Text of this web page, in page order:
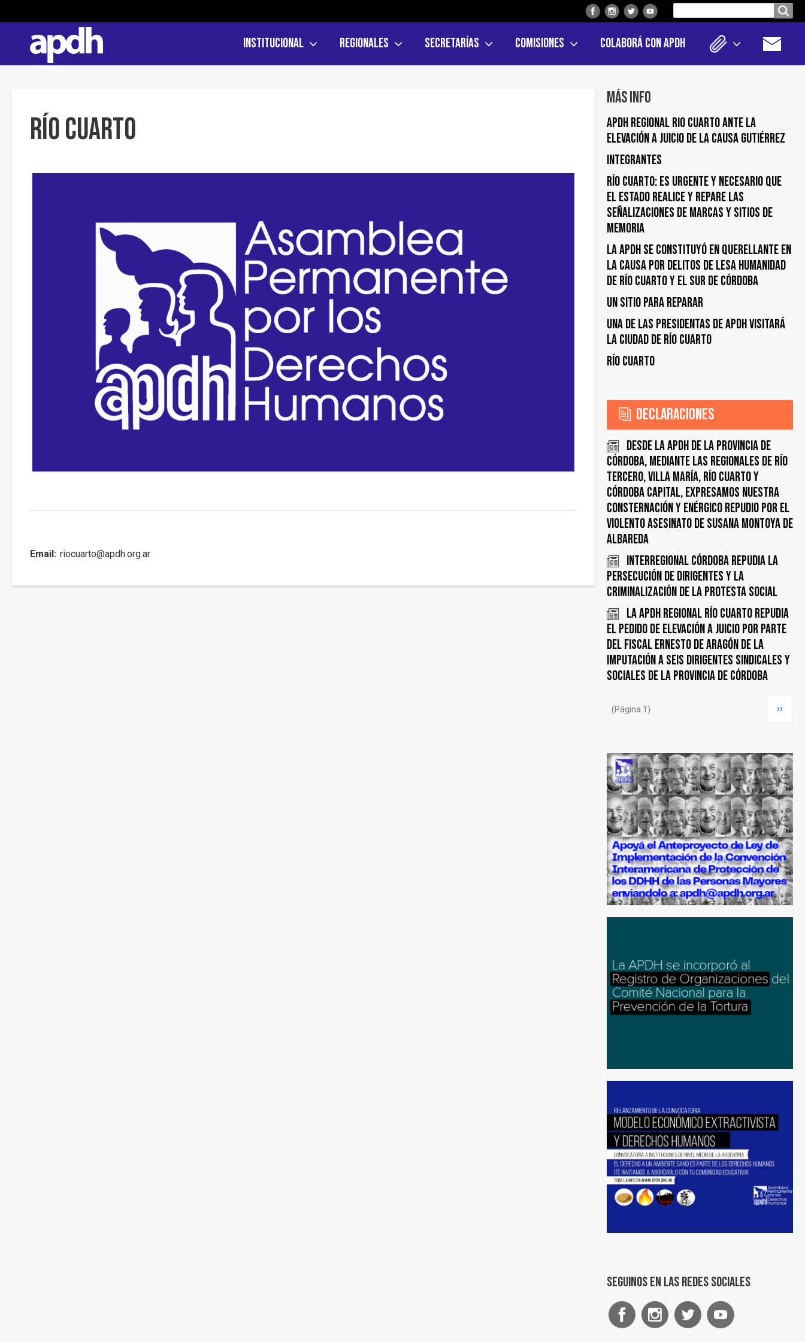
el
sitio
Institucional Regionales Secretarías Comisiones Colaborá con APDH
Río Cuarto
Email riocuarto@apdh.org.ar
Más info
APDH Regional Rio Cuarto ante la
elevación a juicio de la Causa Gutiérrez
Integrantes
Río Cuarto: es urgente y necesario que
el Estado realice y repare las
señalizaciones de marcas y sitios de
memoria
La APDH se constituyó en querellante en
la causa por delitos de lesa humanidad
de Río Cuarto y el Sur de Córdoba
UN SITIO PARA REPARAR
UNA DE LAS PRESIDENTAS DE APDH VISITARÁ
LA CIUDAD DE RÍO CUARTO
Río Cuarto
Declaraciones
Desde la APDH de la Provincia de
Córdoba, mediante las regionales de Río
Tercero, Villa María, Río Cuarto y
Córdoba Capital, expresamos nuestra
consternación y enérgico repudio por el
violento asesinato de Susana Montoya de
Albareda
INTERREGIONAL CÓRDOBA REPUDIA LA
PERSECUCIÓN DE DIRIGENTES y LA
CRIMINALIZACIÓN DE LA PROTESTA SOCIAL
La APDH Regional Río Cuarto repudia
el pedido de elevación a juicio por parte
del fiscal Ernesto de Aragón de la
imputación a seis dirigentes sindicales y
sociales de la Provincia de Córdoba
(Página 1) ››
Seguinos en las redes sociales